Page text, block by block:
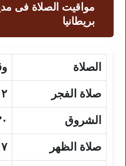
مواقيت الصلاة فى
بريطانيا
الصلاة
صلاة الفجر
الشروق
صلاة الظهر